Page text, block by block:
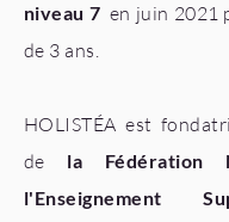
niveau 7 en juin 2021
de 3 ans.
HOLISTÉA est
de la Fédération
l'Enseignement